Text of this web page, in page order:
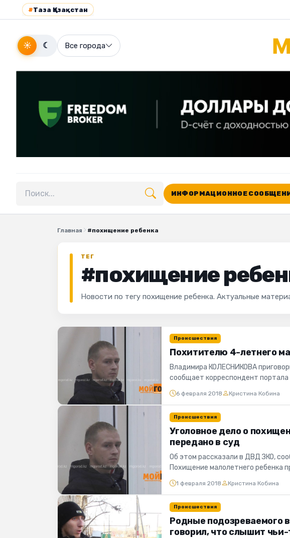
#Таза Қазақстан
☀ ☾ Все города
Поиск по сайту
ИНФОРМАЦИОННОЕ
Главная #похищение ребенка
ТЕГ
#похищение
Новости по тегу похищение ребенка. Актуальные
Происшествия
Похитителю 4-летнего
Владимира КОЛЕСНИКОВА
сообщает корреспондент
ЗКО, приговор В...
6 февраля 2018 Кристина Кобина
Происшествия
Уголовное дело о
передано в суд
Об этом рассказали в ДВД ЗКО,
Похищение малолетнего ребенка
неизвестный парень схвати...
1 февраля 2018 Кристина Кобина
Происшествия
Родные подозреваемого
говорил, что слышит чьи-